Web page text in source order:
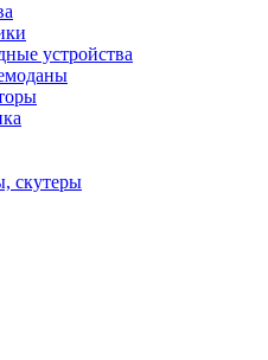
устройства
скутеры